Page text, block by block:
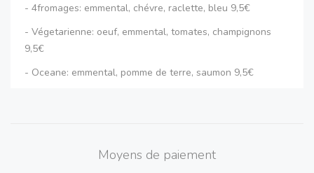
- 4fromages: emmental, chévre, raclette, bleu 9,5€
- Végetarienne: oeuf, emmental, tomates, champignons
9,5€
- Oceane: emmental, pomme de terre, saumon 9,5€
fromage a tratiflette 9,5€Moyens de paiement